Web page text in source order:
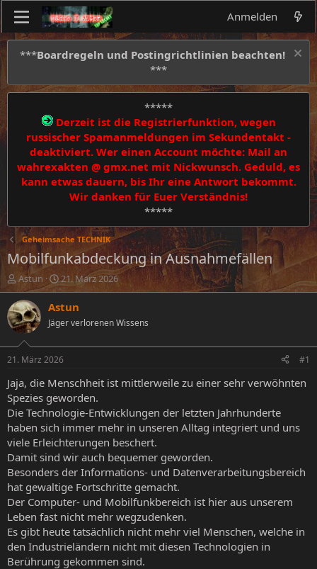
Anmelden
***Boardregeln und Postingrichtlinien beachten!
***
*****
Derzeit ist die Registrierfunktion, wegen
russischer Spamanmeldungen im Sekundentakt -
deaktiviert. Wer einen Account möchte: Mail an
wahrexakten @ gmx.net mit Nickwunsch. Geduld, es
kann etwas dauern, bis Ihr eine Antwort bekommt.
Wir danken für Euer Verständnis!
*****
Geheimsache TECHNIK
Mobilfunkabdeckung in Ausnahmefällen
E
r
s
t
e
l
e
r
Astun
E
r
s
e
l
t
a
21. März 2026
Astun
Jäger verlorenen Wissens
21. März 2026 #1
Jaja, die Menschheit ist mittlerweile zu einer sehr verwöhnten
Spezies geworden.
Die Technologie-Entwicklungen der letzten Jahrhunderte
haben sich immer mehr in unseren Alltag integriert und uns
viele Erleichterungen beschert.
Damit sind wir auch bequemer geworden.
Besonders der Informations- und Datenverarbeitungsbereich
hat gewaltige Fortschritte gemacht.
Der Computer- und Mobilfunkbereich ist hier aus unserem
Leben fast nicht mehr wegzudenken.
Es gibt heute tatsächlich nicht mehr viel Menschen, welche in
den Industrieländern nicht mit diesen Technologien in
Berührung gekommen sind.